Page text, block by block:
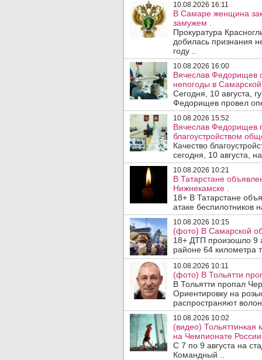
10.08.2026 16:11
В Самаре женщина
замужем .
Прокуратура
добилась признания
году ..
10.08.2026 16:00
Вячеслав Федорищев
непогоды в
Сегодня, 10 августа,
Федорищев провел
10.08.2026 15:52
Вячеслав Федорищев
благоустройством
Качество
сегодня, 10 августа,
10.08.2026 10:21
В Татарстане
Нижнекамске .
18+ В Татарстане
атаке беспилотников
10.08.2026 10:15
(фото) В Самарской
18+ ДТП произошло 9
районе 64 километра
10.08.2026 10:11
(фото) В Тольятти
В Тольятти пропал
Ориентировку на
распространяют
10.08.2026 10:02
(видео)
на Чемпионате России
С 7 по 9 августа на
Командный ..